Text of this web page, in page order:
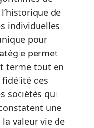
de
individuelles
pour
permet
terme tout en
des
sociétés qui
une
la valeur vie de